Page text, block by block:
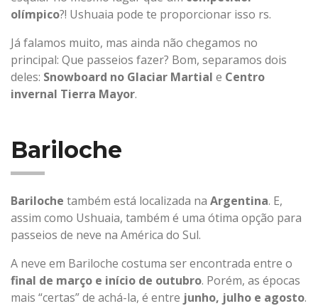
olímpico?! Ushuaia pode te proporcionar isso rs.
Já falamos muito, mas ainda não chegamos no
principal: Que passeios fazer? Bom, separamos dois
deles: Snowboard no Glaciar Martial e Centro
invernal Tierra Mayor.
Bariloche
Bariloche também está localizada na Argentina. E,
assim como Ushuaia, também é uma ótima opção para
passeios de neve na América do Sul.
A neve em Bariloche costuma ser encontrada entre o
final de março e início de outubro. Porém, as épocas
mais “certas” de achá-la, é entre junho, julho e agosto.